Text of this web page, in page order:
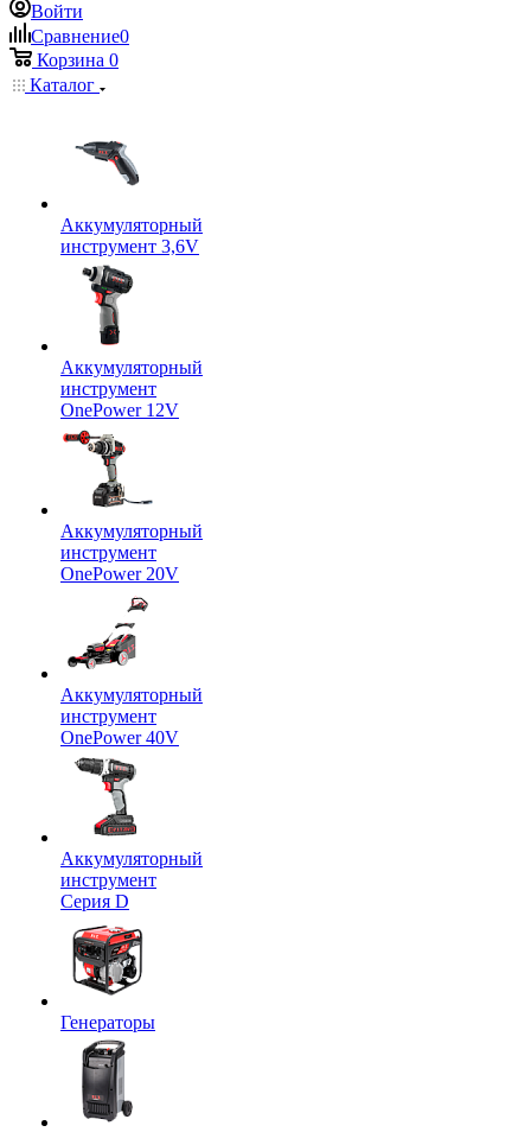
Войти
Сравнение0
Корзина 0
Каталог
Аккумуляторный
инструмент 3,6V
Аккумуляторный
инструмент
OnePower 12V
Аккумуляторный
инструмент
OnePower 20V
Аккумуляторный
инструмент
OnePower 40V
Аккумуляторный
инструмент
Серия D
Генераторы